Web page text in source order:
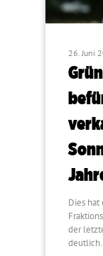
26. Juni
Dies
der